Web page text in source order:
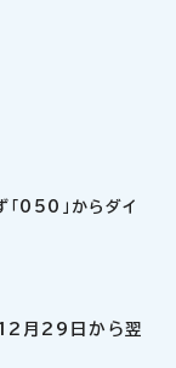
050」からダイ
12月29日から翌